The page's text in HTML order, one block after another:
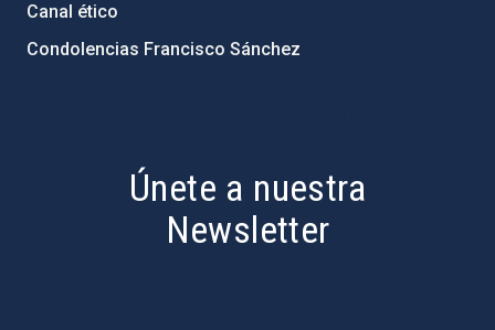
Canal ético
Condolencias Francisco Sánchez
Únete a nuestra
Newsletter